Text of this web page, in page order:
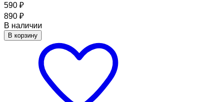
590 ₽
890 ₽
В наличии
В корзину